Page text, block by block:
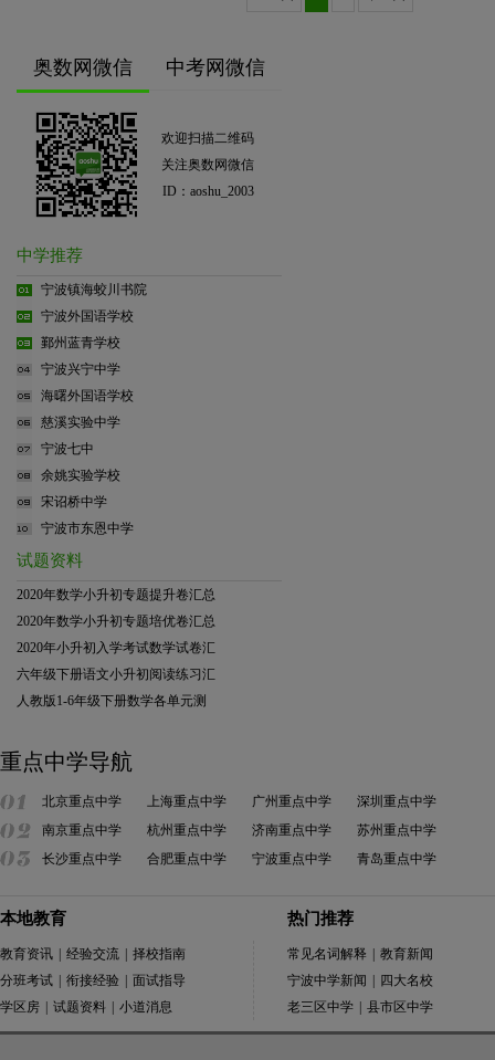
奥数网微信 中考网微信
欢迎扫描二维码
关注奥数网微信
ID：aoshu_2003
中学推荐
宁波镇海蛟川书院
宁波外国语学校
鄞州蓝青学校
宁波兴宁中学
海曙外国语学校
慈溪实验中学
宁波七中
余姚实验学校
宋诏桥中学
宁波市东恩中学
试题资料
2020年数学小升初专题提升卷汇总
2020年数学小升初专题培优卷汇总
2020年小升初入学考试数学试卷汇
六年级下册语文小升初阅读练习汇
人教版1-6年级下册数学各单元测
重点中学导航
北京重点中学 上海重点中学 广州重点中学
深圳重点中学
南京重点中学
杭州重点中学 济南重点中学
苏州重点中学
长沙重点中学
合肥重点中学 宁波重点中学 青岛重点中学
本地教育
教育资讯 经验交流
择校指南
分班考试
衔接经验
面试指导
学区房
试题资料 小道消息
热门推荐
常见名词解释
教育新闻
宁波中学新闻
四大名校
老三区中学
县市区中学